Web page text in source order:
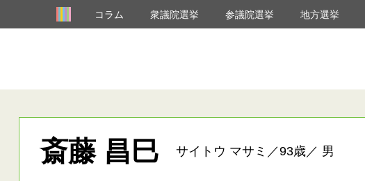
コラム 衆議院選挙 参議院選挙 地方選挙
斎藤 昌巳 サイトウ マサミ／93歳／ 男